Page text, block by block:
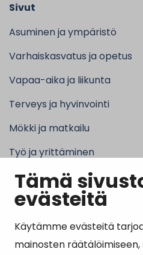
Tämä
evästeitä
Käytämme evästeitä
mainosten räätälöimiseen,
Sivut
Asuminen ja ympäristö
Varhaiskasvatus ja opetus
Vapaa-aika ja liikunta
Terveys ja hyvinvointi
Mökki ja matkailu
Työ ja yrittäminen
Kunta ja hallinto
Suosituimmat sivut